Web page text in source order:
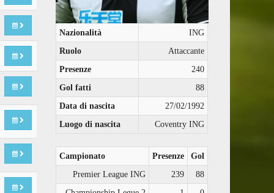
Nazionalità
ING
Ruolo
Attaccante
Presenze
240
Gol fatti
88
Data di nascita
27/02/1992
Luogo di nascita
Coventry ING
Campionato Presenze
Gol
Premier League ING
239
88